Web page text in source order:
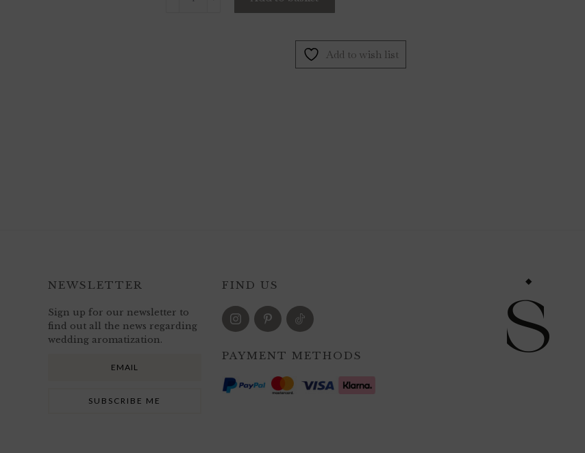
Add to wish list
NEWSLETTER
Sign up for our newsletter to
find out all the news regarding
wedding aromatization.
FIND US
PAYMENT METHODS